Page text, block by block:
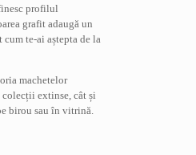
profilul
grafit adaugă un
cum te-ai aștepta de la
machetelor
colecții extinse, cât și
birou sau în vitrină.